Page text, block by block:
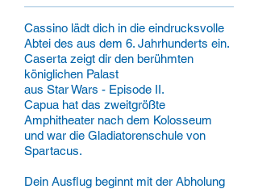
Cassino lädt dich in die eindrucksvolle
Abtei des aus dem 6. Jahrhunderts ein.
Caserta zeigt dir den berühmten
königlichen Palast
aus Star Wars - Episode II.
Capua hat das zweitgrößte
Amphitheater nach dem Kolosseum
und war die Gladiatorenschule von
Spartacus.
Dein Ausflug beginnt mit der Abholung